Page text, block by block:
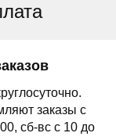
заказы с
сб-вс с 10 до